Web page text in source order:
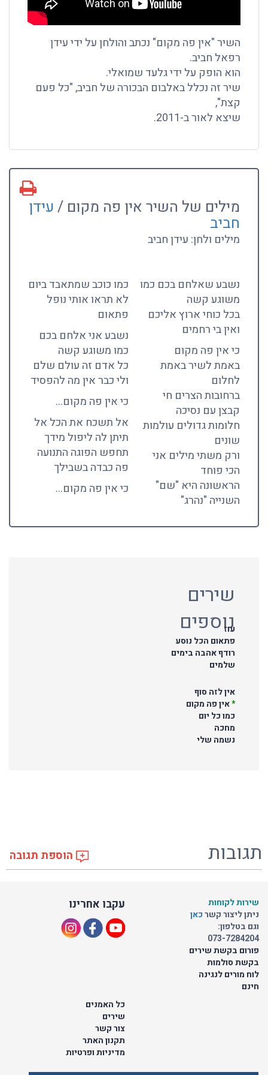
השיר "אין פה מקום" נכתב והולחן על ידי עידן
רפאל חביב.
הוא הופק על ידי גלעד שמואלי.
שיר זה נכלל באלבום הבכורה של חביב, "כל פעם
קצת",
שיצא לאור ב-2011.
מילים של השיר אין פה מקום /עידן
חביב
מילים ולחן: עידן חביב
נשבע שאלחם בכם כמו
משוגע קשה
בכל כוחי ארוץ אליכם
ואין בי רחמים
כי אין פה מקום
באמת לשיר באמת
לחלום
ברחובות הצרים חי
קבצן עם נסיכה
חלומות גדולים עולמות
שונים
ורק משתי מילים אני
הכי פוחד
הראשונה היא "שם"
השנייה "נהרג"
כמו כוכב שמתאבד ביום
לא תראו אותי נופל
פתאום
נשבע אני אלחם בכם
כמו משוגע קשה
כל אדם זה עולם שלם
ולי כבר אין מה להפסיד
כי אין פה מקום…
אל תשכח את הכל אל
תיתן לה ליפול מידך
תחפש הפוגה התנועה
פה כבדה בשבילך
כי אין פה מקום…
שירים
נוספים
עוז
פתאום הכל נוסע
רודף אהבה בימים
שלמים
אין לזה סוף
*אין פה מקום
כמו כל יום
מחכה
נשמה שלי
תגובות הוספת תגובה
עקבו אחרינו
שירות לקוחות
ניתן ליצור קשרכאן
וגם בטלפון:
073-7284204
פורום בקשת שירים
בקשת סולמות
לוח מורים לנגינה
חינם
כל האמנים
שירים
צור קשר
תקנון האתר
מדיניות ופרטיות